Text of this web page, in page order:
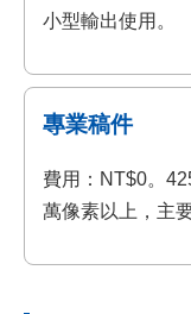
小型輸出使用。
專業稿件
費用：NT$0。
萬像素以上，主